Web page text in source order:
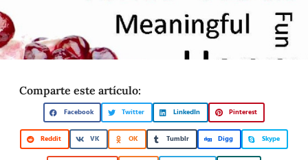
Comparte este artículo:
Facebook Twitter LinkedIn Pinterest
Reddit VK OK Tumblr Digg Skype